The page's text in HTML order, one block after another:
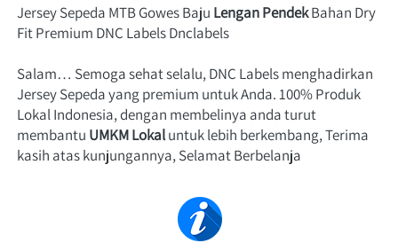
Jersey Sepeda MTB Gowes Baju Lengan Pendek Bahan Dry
Fit Premium DNC Labels Dnclabels
Salam… Semoga sehat selalu, DNC Labels menghadirkan
Jersey Sepeda yang premium untuk Anda. 100% Produk
Lokal Indonesia, dengan membelinya anda turut
membantu UMKM Lokal untuk lebih berkembang, Terima
kasih atas kunjungannya, Selamat Berbelanja